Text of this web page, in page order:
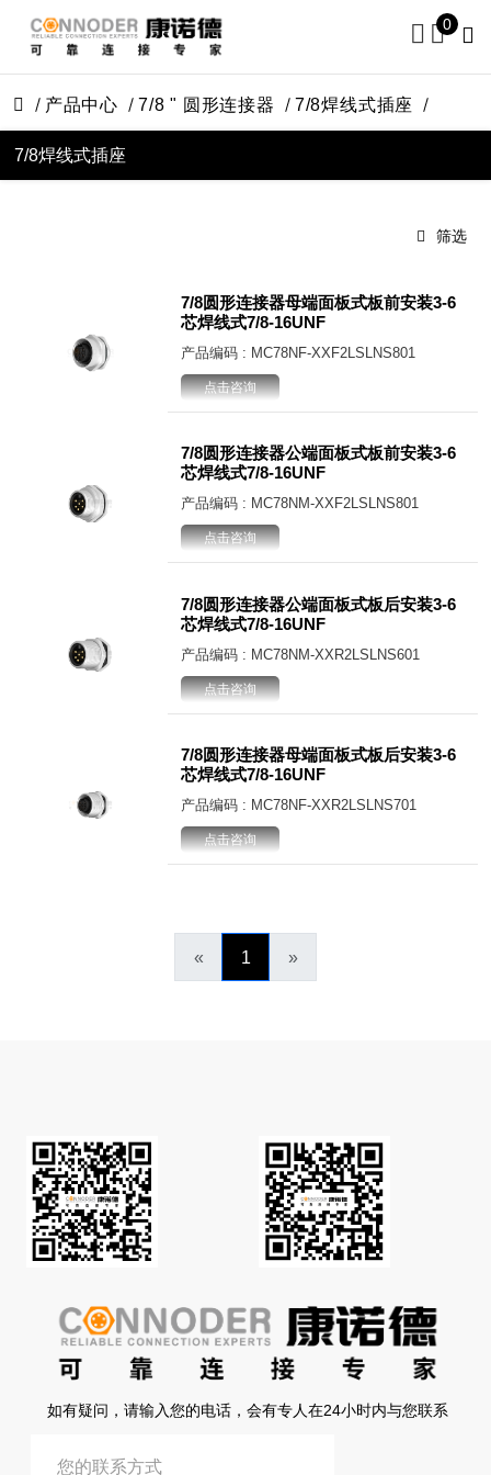
0
产品中心 7/8 " 圆形连接器 7/8焊线式插座
7/8焊线式插座
筛选
7/8圆形连接器母端面板式板前安装3-6
芯焊线式7/8-16UNF
产品编码 : MC78NF-XXF2LSLNS801
点击咨询
7/8圆形连接器公端面板式板前安装3-6
芯焊线式7/8-16UNF
产品编码 : MC78NM-XXF2LSLNS801
点击咨询
7/8圆形连接器公端面板式板后安装3-6
芯焊线式7/8-16UNF
产品编码 : MC78NM-XXR2LSLNS601
点击咨询
7/8圆形连接器母端面板式板后安装3-6
芯焊线式7/8-16UNF
产品编码 : MC78NF-XXR2LSLNS701
点击咨询
« 1 »
如有疑问，请输入您的电话，会有专人在24小时内与您联系